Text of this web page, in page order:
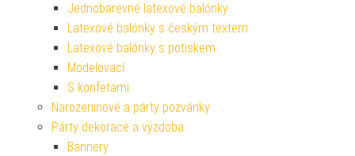
Jednobarevné latexové balónky
Latexové balónky s českým textem
Latexové balónky s potiskem
Modelovací
S konfetami
Narozeninové a párty pozvánky
Párty dekorace a výzdoba
Bannery